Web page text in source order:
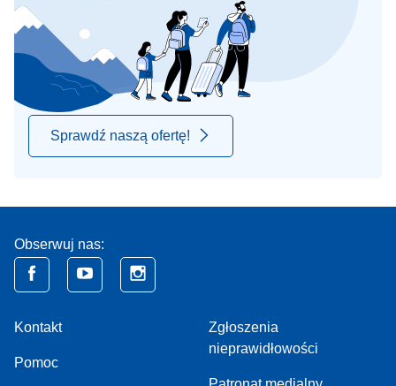
Sprawdź naszą ofertę!
Obserwuj nas:
Kontakt
Pomoc
Zgłoszenia
nieprawidłowości